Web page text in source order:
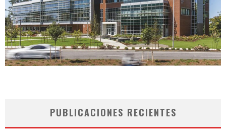
PUBLICACIONES RECIENTES